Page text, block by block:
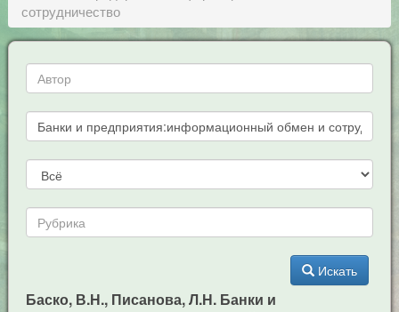
сотрудничество
Искать
Баско, В.Н., Писанова, Л.Н. Банки и